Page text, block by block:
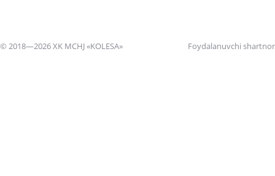
© 2018—2026 XK MCHJ «KOLESA» Foydalanuvchi